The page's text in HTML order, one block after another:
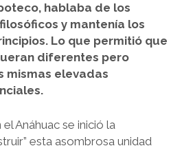
hablaba de los
y mantenía los
Lo que permitió que
diferentes pero
mismas elevadas
Anáhuac se inició la
esta asombrosa unidad